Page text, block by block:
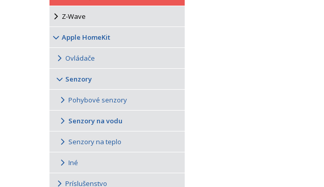
Z-Wave
Apple HomeKit
Ovládače
Senzory
Pohybové senzory
Senzory na vodu
Senzory na teplo
Iné
Príslušenstvo